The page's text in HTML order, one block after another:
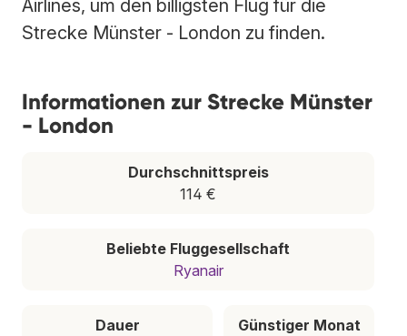
Airlines, um den billigsten Flug für die
Strecke Münster - London zu finden.
Informationen zur Strecke Münster
- London
Durchschnittspreis
114 €
Beliebte Fluggesellschaft
Ryanair
Dauer
Günstiger Monat